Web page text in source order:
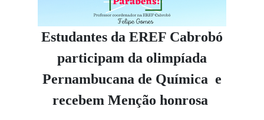
Estudantes da EREF Cabrobó
participam da olimpíada
Pernambucana de Química e
recebem Menção honrosa